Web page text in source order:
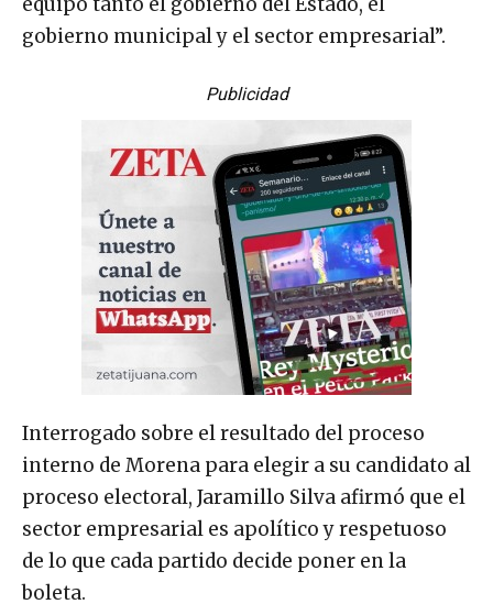
gobierno municipal y el sector empresarial”.
Publicidad
Interrogado sobre el resultado del proceso
interno de Morena para elegir a su candidato al
proceso electoral, Jaramillo Silva afirmó que el
sector empresarial es apolítico y respetuoso
de lo que cada partido decide poner en la
boleta.